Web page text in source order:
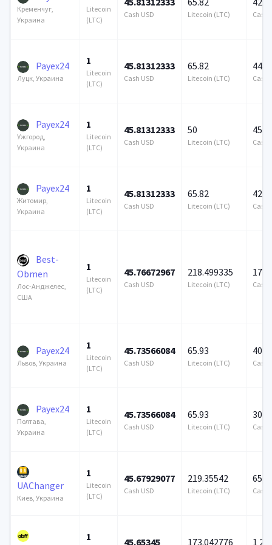
Кременчуг,
Украина
Litecoin
(LTC)
Cash USD Litecoin (LTC) Cash
Payex24
Луцк, Украина
1
Litecoin
(LTC)
45.81312333
Cash USD
65.82
Litecoin (LTC)
449
Cash
Payex24
Ужгород,
Украина
1
Litecoin
(LTC)
45.81312333
Cash USD
50
Litecoin (LTC)
451
Cash
Payex24
Житомир,
Украина
1
Litecoin
(LTC)
45.81312333
Cash USD
65.82
Litecoin (LTC)
422
Cash
Best-
Obmen
Лос-Анджелес,
США
1
Litecoin
(LTC)
45.76672967
Cash USD
218.499335
Litecoin (LTC)
172
Cash
Payex24
Львов, Украина
1
Litecoin
(LTC)
45.73566084
Cash USD
65.93
Litecoin (LTC)
408
Cash
Payex24
Полтава,
Украина
1
Litecoin
(LTC)
45.73566084
Cash USD
65.93
Litecoin (LTC)
305
Cash
UAChanger
Киев, Украина
1
Litecoin
(LTC)
45.67929077
Cash USD
219.35542
Litecoin (LTC)
656
Cash
1 45.65345 173.042776 1